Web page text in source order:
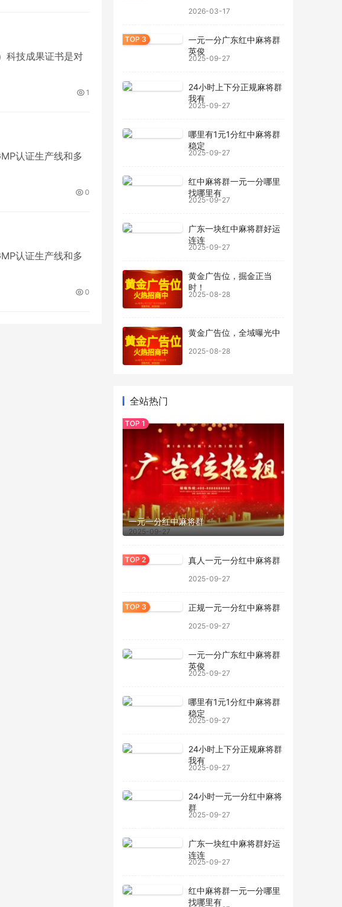
科技成果证书是对
1
认证生产线和多
0
认证生产线和多
0
2026-03-17
一元一分广东红中麻将群
英俊
2025-09-27
24小时上下分正规麻将群
我有
2025-09-27
哪里有1元1分红中麻将群
稳定
2025-09-27
红中麻将群一元一分哪里
找哪里有
2025-09-27
广东一块红中麻将群好运
连连
2025-09-27
黄金广告位，掘金正当
时！
2025-08-28
黄金广告位，全域曝光中
2025-08-28
全站热门
一元一分红中麻将群
2025-09-27
真人一元一分红中麻将群
2025-09-27
正规一元一分红中麻将群
2025-09-27
一元一分广东红中麻将群
英俊
2025-09-27
哪里有1元1分红中麻将群
稳定
2025-09-27
24小时上下分正规麻将群
我有
2025-09-27
24小时一元一分红中麻将
群
2025-09-27
广东一块红中麻将群好运
连连
2025-09-27
红中麻将群一元一分哪里
找哪里有